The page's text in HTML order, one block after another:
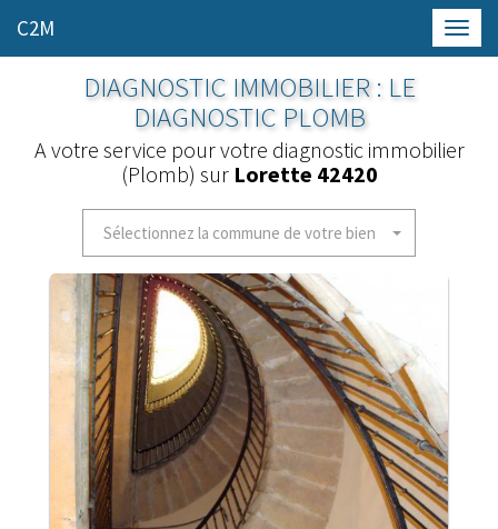
C2M
DIAGNOSTIC IMMOBILIER : LE
DIAGNOSTIC PLOMB
A votre service pour votre diagnostic immobilier
(Plomb) sur Lorette 42420
Sélectionnez la commune de votre bien